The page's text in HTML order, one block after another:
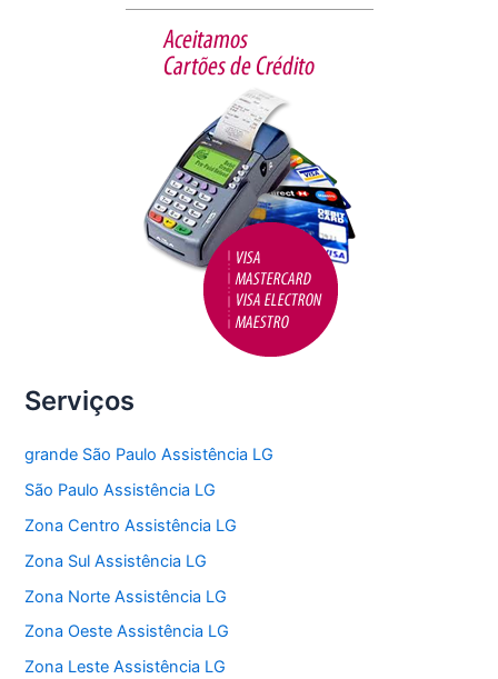
Serviços
grande São Paulo Assistência LG
São Paulo Assistência LG
Zona Centro Assistência LG
Zona Sul Assistência LG
Zona Norte Assistência LG
Zona Oeste Assistência LG
Zona Leste Assistência LG